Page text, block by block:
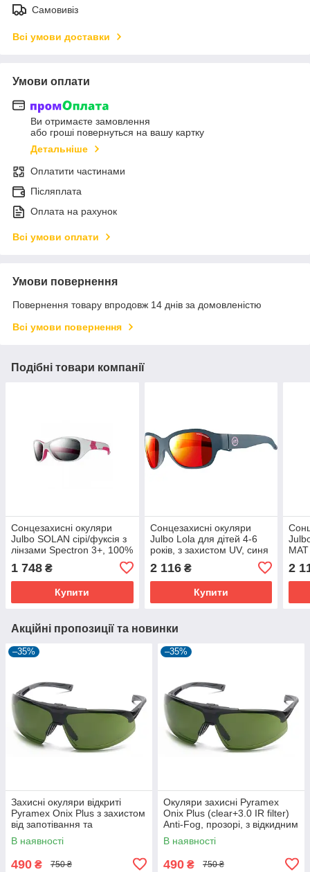
Самовивіз
Всі умови доставки
Умови оплати
Ви отримаєте замовлення
або гроші повернуться на вашу картку
Детальніше
Оплатити частинами
Післяплата
Оплата на рахунок
Всі умови оплати
Умови повернення
Повернення товару впродовж 14 днів за домовленістю
Всі умови повернення
Подібні товари компанії
Сонцезахисні окуляри
Julbo SOLAN сірі/фуксія з
лінзами Spectron 3+, 100%
1 748 ₴
Купити
Сонцезахисні окуляри
Julbo Lola для дітей 4-6
років, з захистом UV, синя
2 116₴
Купити
2
Акційні пропозиції та новинки
–35%
Захисні окуляри відкриті
Pyramex Onix Plus з захистом
від запотівання та
інфрачервоного
випромінювання
В наявності
490 ₴ 750 ₴
–35%
Окуляри захисні Pyramex
Onix Plus (clear+3.0 IR filter)
Anti-Fog, прозорі, з відкидним
фільтром від ІнфраЧерв
випромін
В наявності
490 ₴ 750 ₴